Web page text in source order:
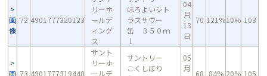
画
像
72 4901777320123
リーホ
ールデ
ィング
ス
ほろよいシト
ラスサワー
缶 ３５０ｍ
ｌ
04
月
13
日
70 121%10% 103
画 73 4901777319448
サント
リーホ
ールデ
サントリー
こくしぼり
05
月
68 84% 20% 105